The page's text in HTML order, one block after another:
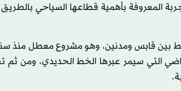
المعروفة بأهمية قطاعها السياحي بالطريق
التي سيمر عبرها الخط الحديدي، ومن ثم